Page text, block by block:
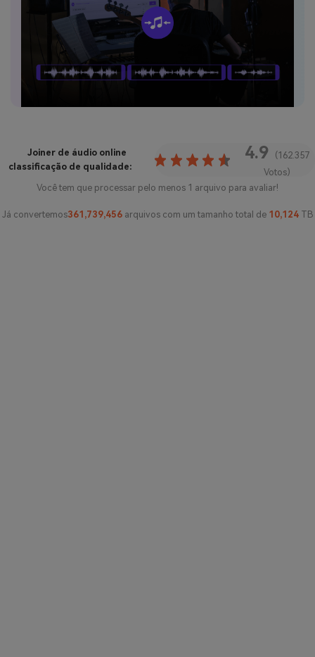
Joiner de áudio online
classificação de qualidade:
4.9
(162.357
Votos)
Você tem que processar pelo menos 1 arquivo para avaliar!
Já convertemos361,739,456 arquivos com um tamanho total de 10,124 TB